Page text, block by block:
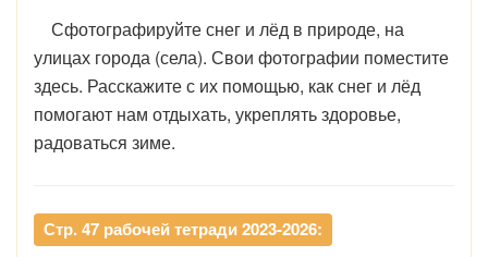
Сфотографируйте снег и лёд в природе, на
улицах города (села). Свои фотографии поместите
здесь. Расскажите с их помощью, как снег и лёд
помогают нам отдыхать, укреплять здоровье,
радоваться зиме.
Стр. 47 рабочей тетради 2023-2026: